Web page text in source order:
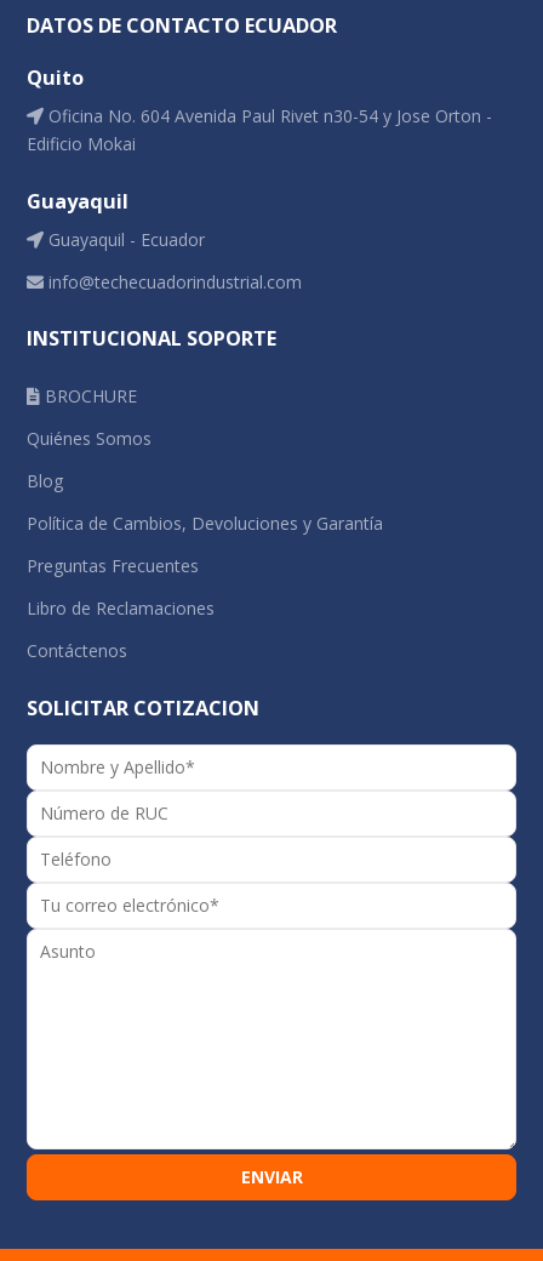
DATOS DE CONTACTO ECUADOR
Quito
Oficina No. 604 Avenida Paul Rivet n30-54 y Jose Orton -
Edificio Mokai
Guayaquil
Guayaquil - Ecuador
info@techecuadorindustrial.com
INSTITUCIONAL SOPORTE
BROCHURE
Quiénes Somos
Blog
Política de Cambios, Devoluciones y Garantía
Preguntas Frecuentes
Libro de Reclamaciones
Contáctenos
SOLICITAR COTIZACION